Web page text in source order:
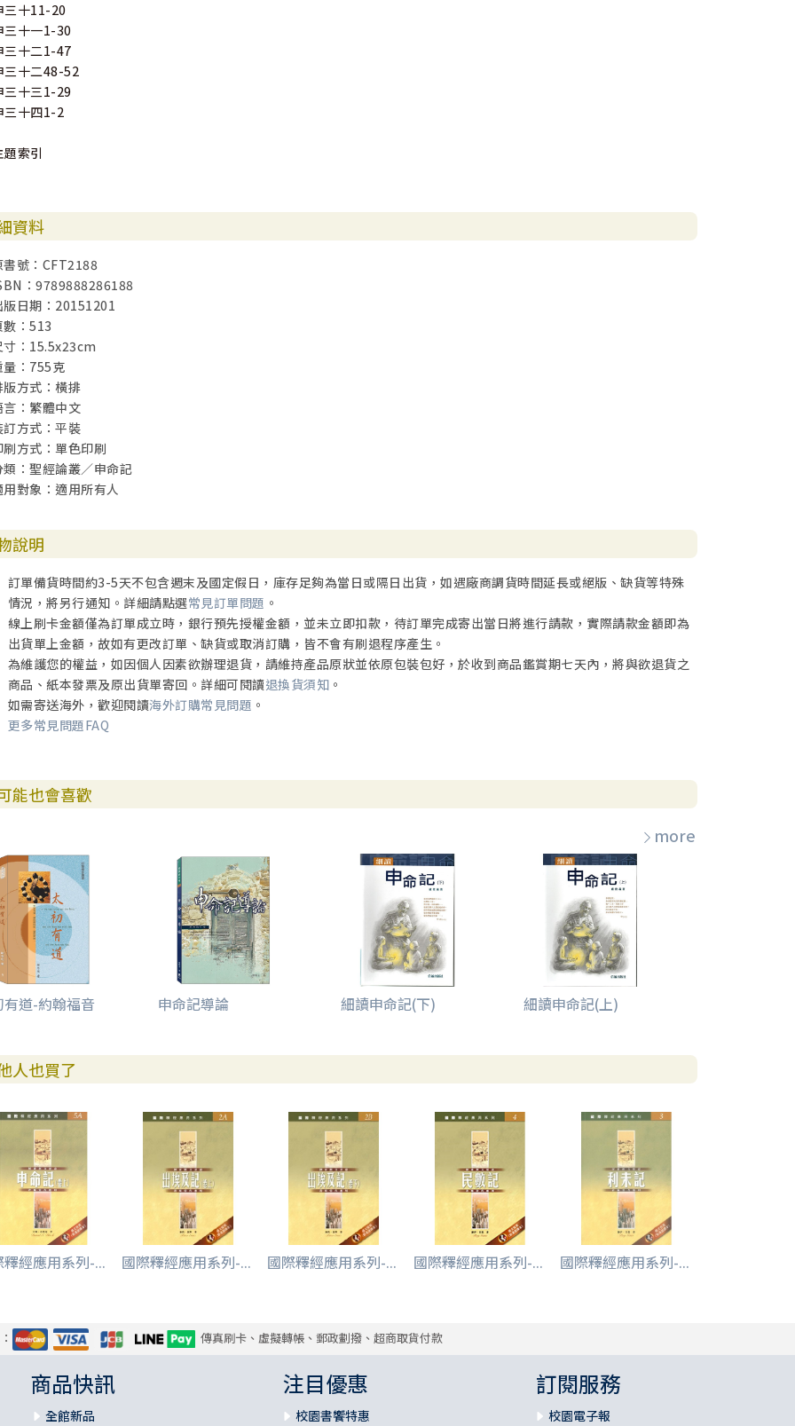
三十11-20
三十一1-30
三十二1-47
三十二48-52
三十三1-29
三十四1-2
題索引
資料
書號：CFT2188
：9789888286188
版日期：20151201
數：513
寸：15.5x23cm
量：755克
版方式：橫排
言：繁體中文
訂方式：平裝
刷方式：單色印刷
類：聖經論叢／申命記
用對象：適用所有人
說明
訂單備貨時間約3-5天不包含週末及國定假日，庫存足夠為當日或隔日出貨，如遇廠商調貨時間延長或絕版、缺貨等特殊
情況，將另行通知。詳細請點選常見訂單問題 。
線上刷卡金額僅為訂單成立時，銀行預先授權金額，並未立即扣款，待訂單完成寄出當日將進行請款，實際請款金額即為
出貨單上金額，故如有更改訂單、缺貨或取消訂購，皆不會有刷退程序產生。
為維護您的權益，如因個人因素欲辦理退貨，請維持產品原狀並依原包裝包好，於收到商品鑑賞期七天內，將與欲退貨之
商品、紙本發票及原出貨單寄回。詳細可閱讀退換貨須知 。
如需寄送海外，歡迎閱讀海外訂購常見問題 。
更多常見問題FAQ
能也會喜歡
more
有道-約翰福音 申命記導論 細讀申命記(下) 細讀申命記(上)
人也買了
經應用系列-... 國際釋經應用系列-... 國際釋經應用系列-... 國際釋經應用系列-... 國際釋經應用系列-...
傳真刷卡、虛擬轉帳、郵政劃撥、超商取貨付款
商品快訊
全館新品
注目優惠
校園書饗特惠
訂閱服務
校園電子報